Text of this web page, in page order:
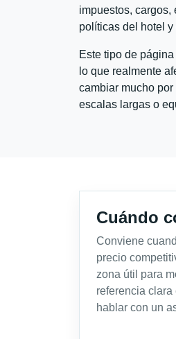
impuestos,
políticas del hotel
Este tipo de
lo que realmente
cambiar mucho
escalas largas o
Cuándo
Conviene
precio
zona útil para
referencia
hablar con un